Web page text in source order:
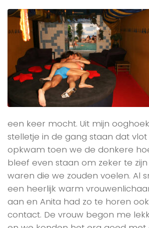
een keer mocht. Uit mijn
stelletje in de gang staan dat
opkwam toen we de donkere
bleef even staan om zeker te
waren die we zouden voelen. Al
een heerlijk warm
aan en Anita had zo te horen
contact. De vrouw begon me